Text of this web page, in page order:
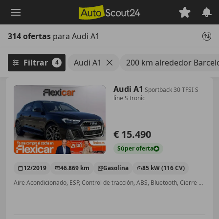
principal
314 ofertas para Audi A1
Filtrar 4 Audi A1 200 km alrededor
Audi A1 Sportback 30 TFSI S
line S tronic
€ 15.490
Súperoferta
12/2019 46.869 km Gasolina
85 kW (116 CV)
Aire Acondicionado, ESP, Control de tracción, ABS, Bluetooth, Cierre centralizado